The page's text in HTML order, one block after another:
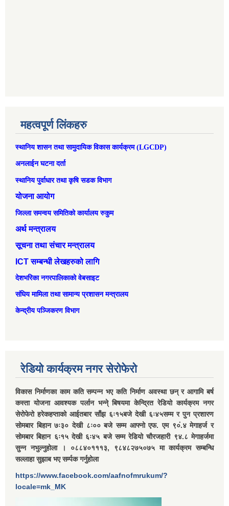
महत्वपूर्ण लिंकहरु
स्थानिय शासन तथा सामुदायिक विकास कार्यक्रम (LGCDP)
अनलाईन घटना दर्ता
स्थानिय पुर्वाधार तथा कृषि सडक विभाग
योजना आयोग
जिल्ला समन्वय समितिको कार्यालय रुकुम
अर्थ मन्त्रालय
सूचना तथा संचार मन्त्रालय
ICT सम्बन्धी लेखहरुको लागि
देशभरिका नगरपालिकाको वेबसाइट
संघिय मामिला तथा सामान्‍य प्रशासन मन्त्रालय
केन्द्रीय पञ्जिकरण विभाग
रेडियो कार्यक्रम नगर सेरोफेरो
विकास निर्माणका काम कति सम्पन्न भए कति निर्माण अवस्था छन् र आगामि बर्ष
कस्ता योजना आवश्यक पर्लान भन्ने् बिषयमा केन्द्रित रेडियो कार्यक्रम नगर
सेरोफेरो हरेकहप्ताको आईतबार साँझ ६ः१५बजे देखी ६ः४५सम्म र पुन प्रशारण
सोमबार बिहान ७ः३० देखी ८ः०० बजे सम्म आफ्नो एफ. एम ९०ं.४ मेगाहर्ज र
सोमबार बिहान ६ः१५ देखी ६ः४५ बजे सम्म रेडियो चौरजहारी ९४.८ मेगाहर्जमा
सुन्न नभुल्नुहोला । ०८८४०१११३, ९८४८२७५०७५ मा कार्यक्रम सम्बन्धि
सल्लाहा सुझाब भए सर्म्पक गर्नुहोला
https://www.facebook.com/aafnofmrukum/?
locale=mk_MK